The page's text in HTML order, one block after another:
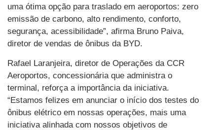
uma ótima opção para traslado em aeroportos: zero
emissão de carbono, alto rendimento, conforto,
segurança, acessibilidade”, afirma Bruno Paiva,
diretor de vendas de ônibus da BYD.
Rafael Laranjeira, diretor de Operações da CCR
Aeroportos, concessionária que administra o
terminal, reforça a importância da iniciativa.
“Estamos felizes em anunciar o início dos testes do
ônibus elétrico em nossas operações, mais uma
iniciativa alinhada com nossos objetivos de